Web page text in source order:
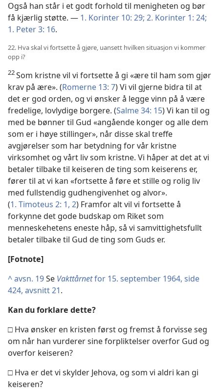
Også han står i et godt forhold til menigheten og bør
få kjærlig støtte. — 1. Korinter 10: 29; 2. Korinter 1: 24;
1. Peter 3: 16.
22. Hva skal vi fortsette å gjøre, uansett hvilken situasjon vi kommer
opp i?
22Som kristne vil vi fortsette å gi «ære til ham som gjør
krav på ære». (Romerne 13: 7) Vi vil gjerne bidra til at
det er god orden, og vi ønsker å legge vinn på å være
fredelige, lovlydige borgere. (Salme 34: 15) Vi kan til og
med be bønner til Gud «angående konger og alle dem
som er i høye stillinger», når disse skal treffe
avgjørelser som har betydning for vår kristne
virksomhet og vårt liv som kristne. Vi håper at det at vi
betaler tilbake til keiseren de ting som keiserens er,
fører til at vi kan «fortsette å føre et stille og rolig liv
med fullstendig gudhengivenhet og alvor».
(1. Timoteus 2: 1, 2) Framfor alt vil vi fortsette å
forkynne det gode budskap om Riket som
menneskehetens eneste håp, så vi samvittighetsfullt
betaler tilbake til Gud de ting som Guds er.
[Fotnote]
^avsn. 19Se Vakttårnetfor 15. september 1964, side
424, avsnitt 21.
Kan du forklare dette?
□ Hva ønsker en kristen først og fremst å forvisse seg
om når han vurderer sine forpliktelser overfor Gud og
overfor keiseren?
□ Hva er det vi skylder Jehova, og som vi aldri kan gi
keiseren?